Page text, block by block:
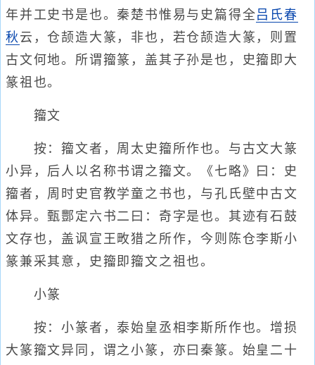
年并工史书是也。秦楚书惟易与史篇得全吕氏春
秋 云，仓颉造大篆，非也，若仓颉造大篆，则置
古文何地。所谓籀篆，盖其子孙是也，史籀即大
篆祖也。
籀文
按：籀文者，周太史籀所作也。与古文大篆
小异，后人以名称书谓之籀文。《七略》曰：史
籀者，周时史官教学童之书也，与孔氏壁中古文
体异。甄酆定六书二曰：奇字是也。其迹有石鼓
文存也，盖讽宣王畋猎之所作，今则陈仓李斯小
篆兼采其意，史籀即籀文之祖也。
小篆
按：小篆者，泰始皇丞相李斯所作也。增损
大篆籀文异同，谓之小篆，亦曰秦篆。始皇二十